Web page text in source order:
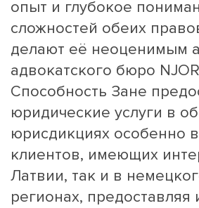
опыт и глубокое
сложностей обеих
делают её неоценимым
адвокатского бюро
Способность Зане
юридические услуги в
юрисдикциях особенно
клиентов, имеющих
Латвии, так и в
регионах, предоставляя